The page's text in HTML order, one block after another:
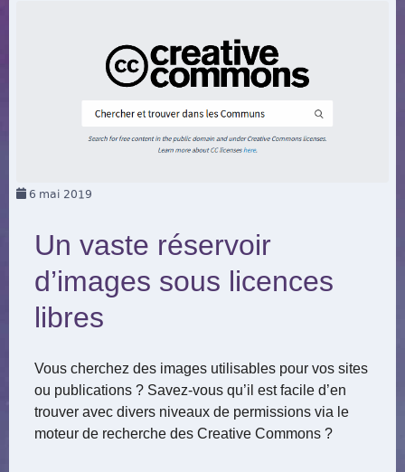
6 mai 2019
Un vaste réservoir
d’images sous licences
libres
Vous cherchez des images utilisables pour vos sites
ou publications ? Savez-vous qu’il est facile d’en
trouver avec divers niveaux de permissions via le
moteur de recherche des Creative Commons ?